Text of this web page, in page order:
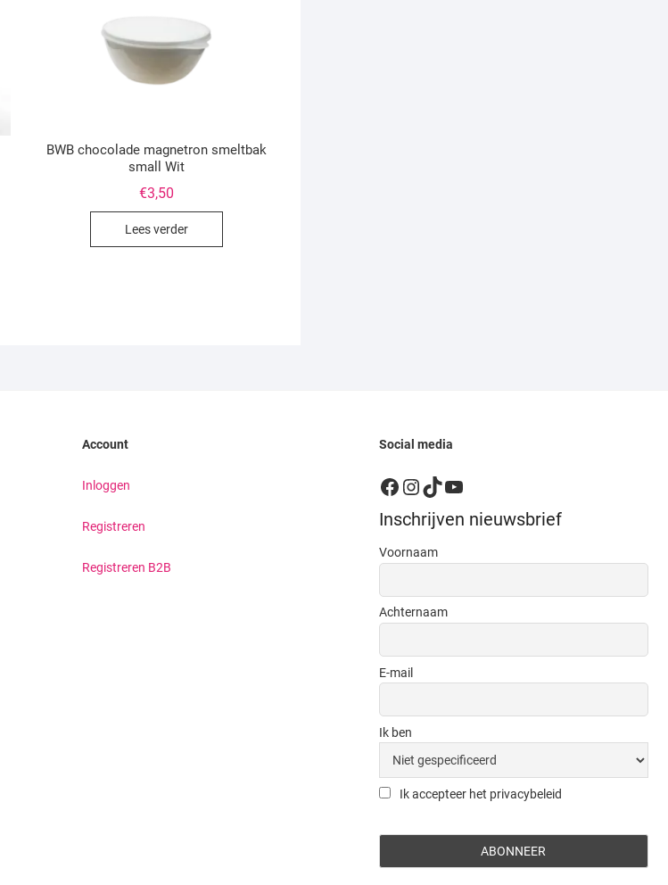
BWB chocolade magnetron smeltbak
small Wit
€3,50
Lees verder
Account
Inloggen
Registreren
Registreren B2B
Social media
Facebook
Instagram
TikTok
YouTube
Inschrijven nieuwsbrief
Voornaam
Achternaam
E-mail
Ik ben
Ik accepteer het privacybeleid